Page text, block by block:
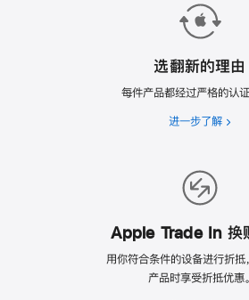
选翻新的理由
每件产品都经过严格的认证
进一步了解 选
Apple Trade In 换
用你符合条件的设备进行折抵
产品时享受折抵优惠。